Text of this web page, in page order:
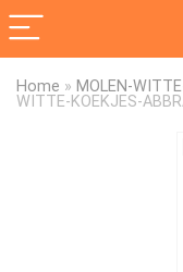
Home » MOLEN-
WITTE-KOEKJES-